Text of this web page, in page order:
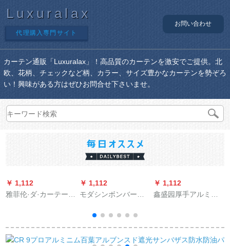
Luxuralax
代理購入専門サイト
お問い合わせ
カーテン通販「Luxuralax」！高品質のカーテンを激安でご提供。北
欧、花柄、チェックなど柄、カラー、サイズ豊かなカーテンを勢ぞろ
い！興味がある方はぜひお問合せ下さいませ。
￥ 1,112
雅菲伦·ダ·カーテーン
し彫刻りの水溶刺繍
モダ·寝室田園シン半
￥ 1,112
モダシンボンバード
ーンドバーンドバー
ンドバーンドバーン
ドバーンドバーンド
￥ 1,112
鑫盛园厚手アルミン
ノレ-ル上にアプリケ-
ド版バラ金スタ-ルを